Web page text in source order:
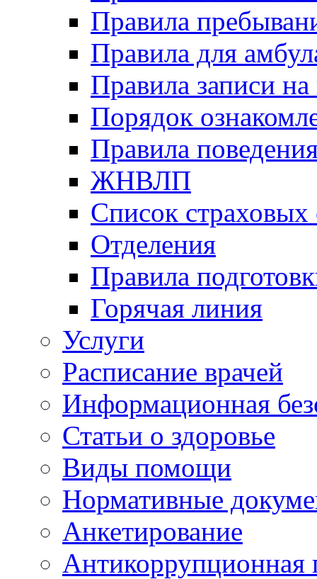
Правила
Правила для
Правила записи
Порядок
Правила
ЖНВЛП
Список страховых
Отделения
Правила
Горячая линия
Услуги
Расписание врачей
Информационная
Статьи о здоровье
Виды помощи
Нормативные
Анкетирование
Антикоррупционная